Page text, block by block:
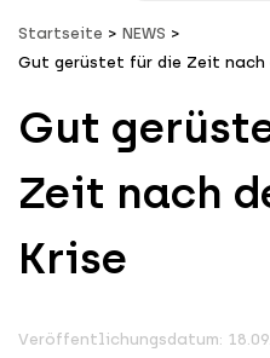
Startseite
NEWS
Gut gerüstet für die Zeit nach
Gut
Zeit nach
Krise
Veröffentlichungsdatum: